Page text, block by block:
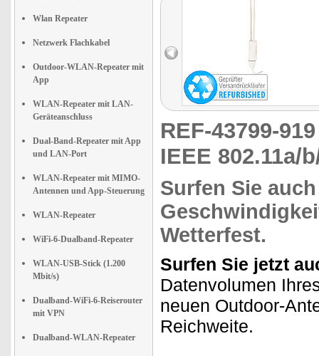
Wlan Repeater
Netzwerk Flachkabel
Outdoor-WLAN-Repeater mit
App
WLAN-Repeater mit LAN-
Geräteanschluss
Dual-Band-Repeater mit App
und LAN-Port
WLAN-Repeater mit MIMO-
Antennen und App-Steuerung
WLAN-Repeater
WiFi-6-Dualband-Repeater
WLAN-USB-Stick (1.200
Mbit/s)
Dualband-WiFi-6-Reiserouter
mit VPN
Dualband-WLAN-Repeater
REF-43799-
IEEE 802.11a/
Surfen Sie
Wetterfest.
Surfen Sie jetzt
Datenvolumen
neuen Outdoor-
Reichweite.